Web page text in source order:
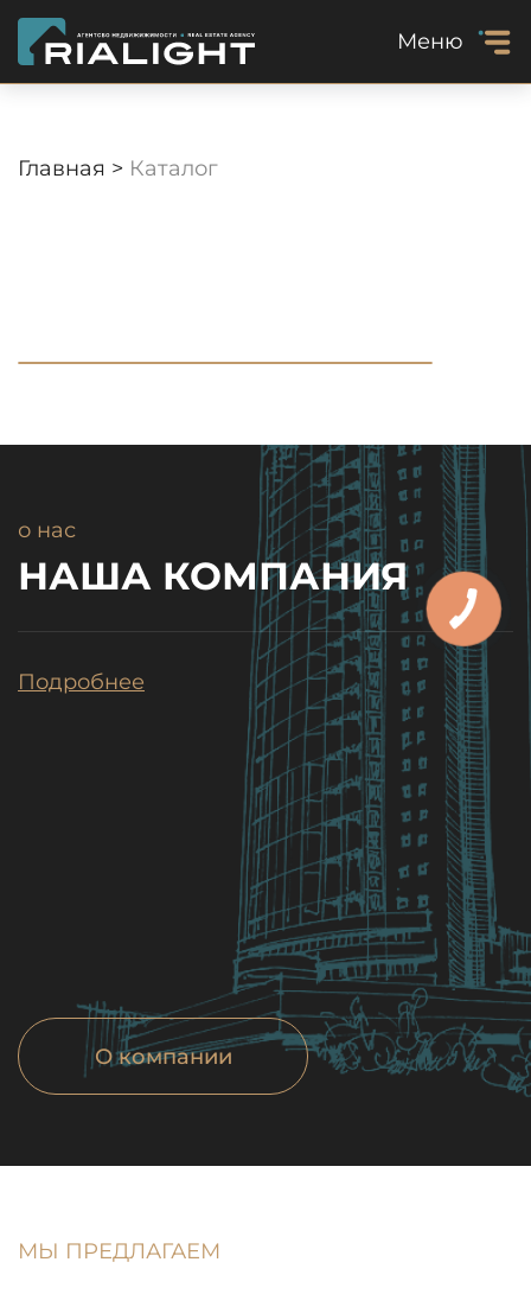
Меню
Главная > Каталог
о нас
НАША КОМПАНИЯ
Подробнее
О компании
МЫ ПРЕДЛАГАЕМ